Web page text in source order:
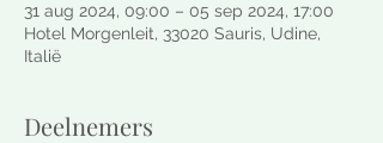
31 aug 2024, 09:00 – 05 sep 2024, 17:00
Hotel Morgenleit, 33020 Sauris, Udine,
Italië
Deelnemers